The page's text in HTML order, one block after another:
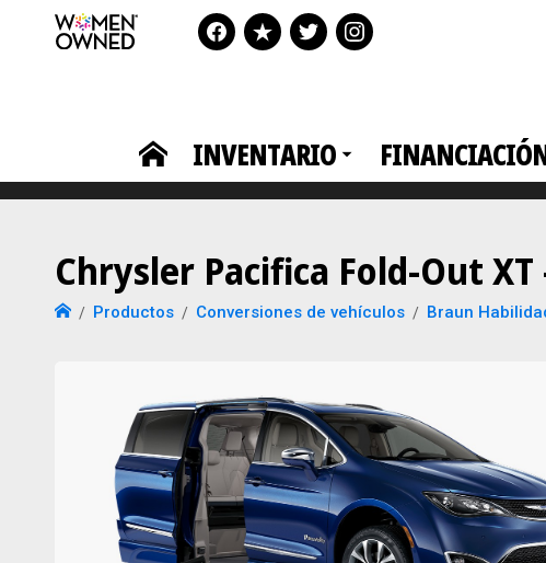
INVENTARIO
Chrysler Pacifica Fold-Out
Productos Conversiones de vehículos Braun